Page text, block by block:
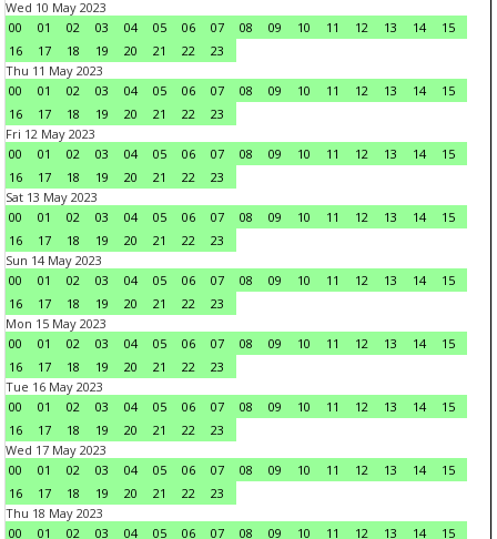
Wed 10 May 2023
00
01 02 03 04 05 06 07 08 09 10 11 12 13 14
15
16
17 18 19 20 21 22
23
Thu 11 May 2023
00
01 02 03 04 05 06 07 08 09 10 11 12 13 14
15
16
17 18 19 20 21 22
23
Fri 12 May 2023
00
01 02 03 04 05 06 07 08 09 10 11 12 13 14
15
16
17 18 19 20 21 22
23
Sat 13 May 2023
00
01 02 03 04 05 06 07 08 09 10 11 12 13 14
15
16
17 18 19 20 21 22
23
Sun 14 May 2023
00
01 02 03 04 05 06 07 08 09 10 11 12 13 14
15
16
17 18 19 20 21 22
23
Mon 15 May 2023
00
01 02 03 04 05 06 07 08 09 10 11 12 13 14
15
16
17 18 19 20 21 22
23
Tue 16 May 2023
00
01 02 03 04 05 06 07 08 09 10 11 12 13 14
15
16
17 18 19 20 21 22
23
Wed 17 May 2023
00
01 02 03 04 05 06 07 08 09 10 11 12 13 14
15
16
17 18 19 20 21 22
23
Thu 18 May 2023
00
01 02 03 04 05 06 07 08 09 10 11 12 13 14 15